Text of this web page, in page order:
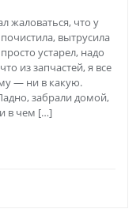
жаловаться, что у
вытрусила
устарел, надо
из запчастей, я все
— ни в какую.
забрали домой,
в чем […]